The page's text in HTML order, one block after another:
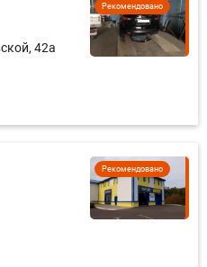
Рекомендовано
42а
Рекомендовано